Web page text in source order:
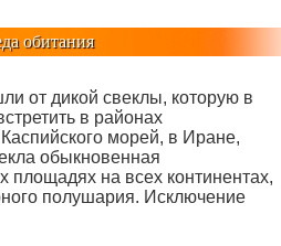
обитания
от дикой свеклы, которую в
в районах
морей, в Иране,
обыкновенная
на всех континентах,
полушария. Исключение